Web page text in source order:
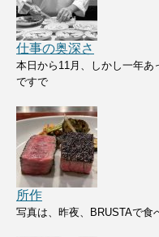
仕事の奥深さ
本日から11月、しかし一年
ですで
所作
写真は、昨夜、BRUSTAで食